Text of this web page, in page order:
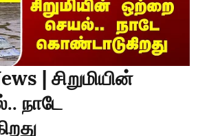
| சிறுமியின்
நாடே